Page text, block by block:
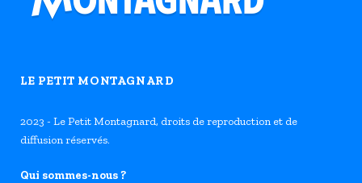
LE PETIT MONTAGNARD
2023 - Le Petit Montagnard, droits de reproduction et de
diffusion réservés.
Qui sommes-nous ?